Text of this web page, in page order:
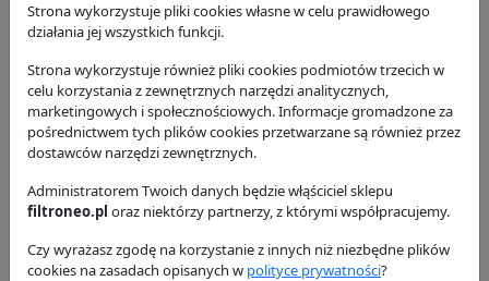
P606121
Donaldson
114.65 zł
Filtr kabinowy
P789129
Donaldson
141.38 zł
P551435
Donaldson
116.33 zł
Strona wykorzystuje pliki cookies własne w celu prawidłowego
działania jej wszystkich funkcji.
Strona wykorzystuje również pliki cookies podmiotów trzecich w
celu korzystania z zewnętrznych narzędzi analitycznych,
marketingowych i społecznościowych. Informacje gromadzone za
pośrednictwem tych plików cookies przetwarzane są również przez
dostawców narzędzi zewnętrznych.
Administratorem Twoich danych będzie włąściciel sklepu
filtroneo.pl oraz niektórzy partnerzy, z którymi współpracujemy.
Czy wyrażasz zgodę na korzystanie z innych niż niezbędne plików
cookies na zasadach opisanych w polityce prywatności?